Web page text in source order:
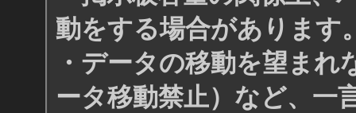
動をする場合があります
・データの移動を望ま
ータ移動禁止）など、一